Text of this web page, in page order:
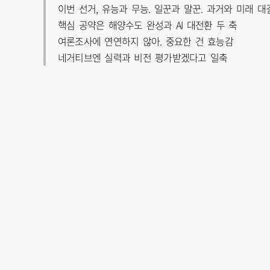
이번 선거, 유능과 무능. 일꾼과 말꾼. 과거와 미래 대
핵심 공약은 해양수도 완성과 AI 대전환 두 축
여론조사에 연연하지 않아. 중요한 건 효능감
네거티브엔 실력과 비전 평가받겠다고 일축